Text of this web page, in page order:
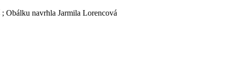
Obálku navrhla Jarmila Lorencová